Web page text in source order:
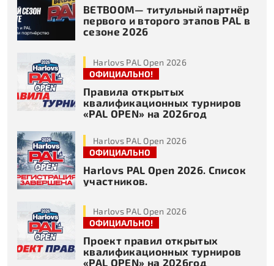
BETBOOM— титульный партнёр
первого и второго этапов PAL в
сезоне 2026
Harlovs PAL Open 2026
ОФИЦИАЛЬНО!
Правила открытых
квалификационных турниров
«PAL OPEN» на 2026год
Harlovs PAL Open 2026
ОФИЦИАЛЬНО
Harlovs PAL Open 2026. Список
участников.
Harlovs PAL Open 2026
ОФИЦИАЛЬНО!
Проект правил открытых
квалификационных турниров
«PAL OPEN» на 2026год